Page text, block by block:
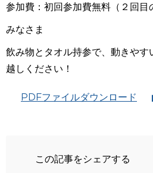
参加費：初回参加費無料（２回目
みなさま
飲み物とタオル持参で、動きやす
越しください！
PDFファイルダウンロード
この記事をシェアする